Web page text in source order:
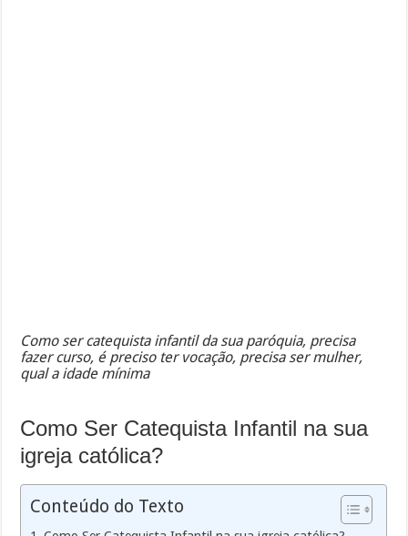
Como ser catequista infantil da sua paróquia, precisa
fazer curso, é preciso ter vocação, precisa ser mulher,
qual a idade mínima
Como Ser Catequista Infantil na sua
igreja católica?
Conteúdo do Texto